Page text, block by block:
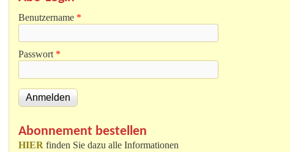
Benutzername *
Passwort *
Abonnement bestellen
HIER finden Sie dazu alle Informationen